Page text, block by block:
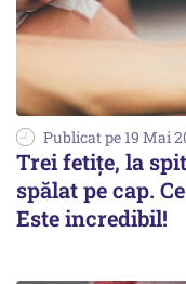
Publicat pe 19 Mai
Trei fetițe, la
spălat pe cap.
Este incredibil!